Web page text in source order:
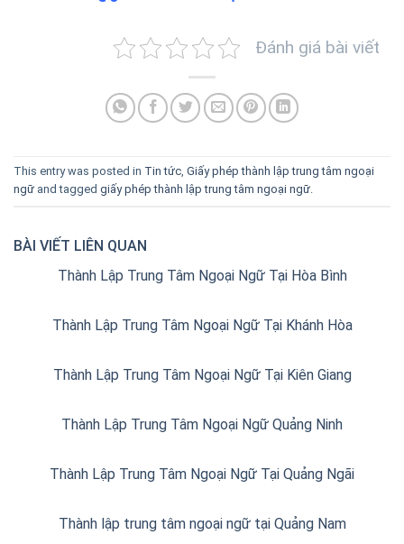
Đánh giá bài viết
This entry was posted in Tin tức, Giấy phép thành lập trung tâm ngoại
ngữ and tagged giấy phép thành lập trung tâm ngoại ngữ.
BÀI VIẾT LIÊN QUAN
Thành Lập Trung Tâm Ngoại Ngữ Tại Hòa Bình
Thành Lập Trung Tâm Ngoại Ngữ Tại Khánh Hòa
Thành Lập Trung Tâm Ngoại Ngữ Tại Kiên Giang
Thành Lập Trung Tâm Ngoại Ngữ Quảng Ninh
Thành Lập Trung Tâm Ngoại Ngữ Tại Quảng Ngãi
Thành lập trung tâm ngoại ngữ tại Quảng Nam